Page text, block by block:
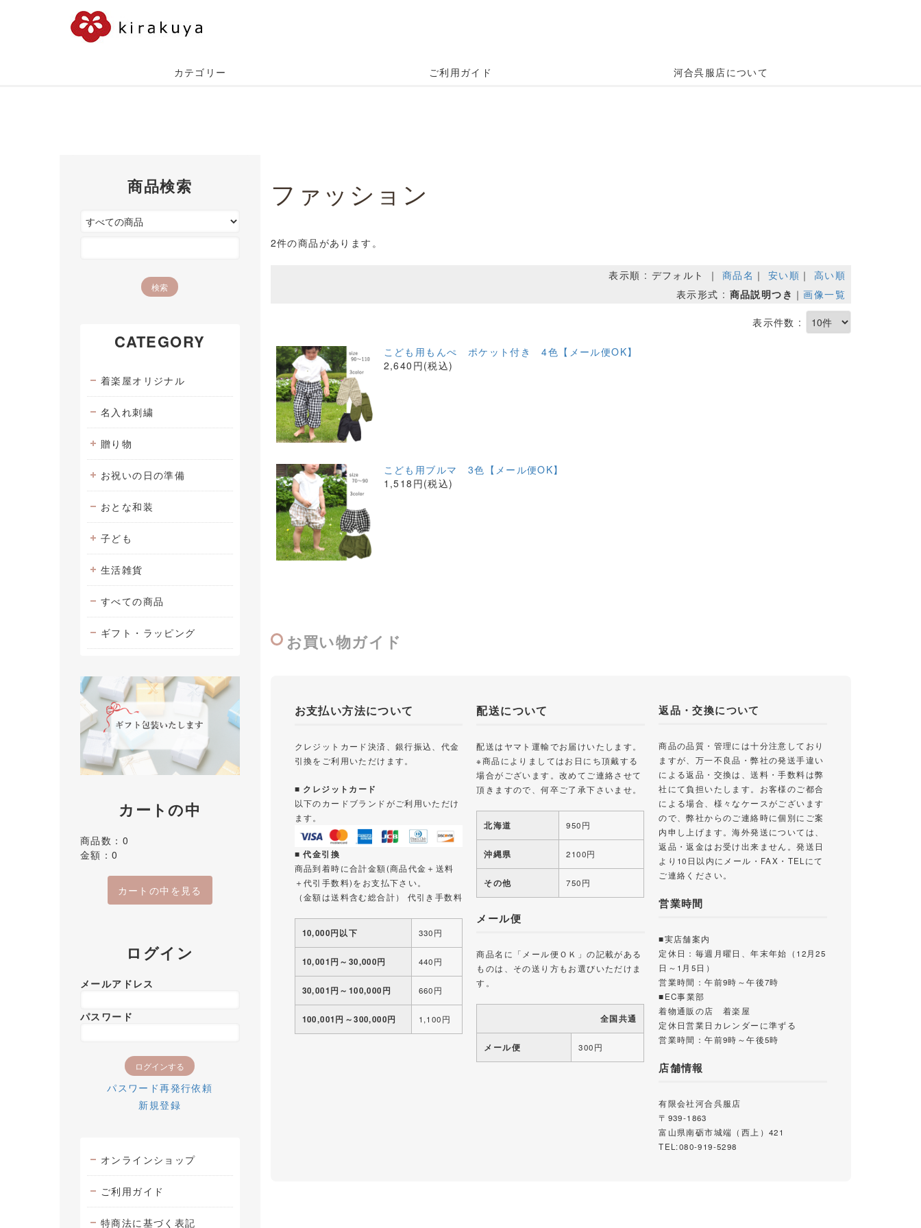
カテゴリー ご利用ガイド 河合呉服店について
商品検索
CATEGORY
着楽屋オリジナル
名入れ刺繍
贈り物
お祝いの日の準備
おとな和装
子ども
生活雑貨
すべての商品
ギフト・ラッピング
カートの中
商品数：0
金額：0
カートの中を見る
ログイン
メールアドレス
パスワード
パスワード再発行依頼
新規登録
オンラインショップ
ご利用ガイド
特商法に基づく表記
ファッション
2件の商品があります。
表示順 : デフォルト ｜ 商品名 ｜ 安い順 ｜ 高い順
表示形式 : 商品説明つき ｜画像一覧
表示件数 :
こども用もんぺ ポケット付き 4色【メール便OK】
2,640円(税込)
こども用ブルマ 3色【メール便OK】
1,518円(税込)
お買い物ガイド
お支払い方法について
クレジットカード決済、銀行振込、代金
引換をご利用いただけます。
■ クレジットカード
以下のカードブランドがご利用いただけ
ます。
■ 代金引換
商品到着時に合計金額(商品代金＋送料
＋代引手数料)をお支払下さい。
（金額は送料含む総合計） 代引き手数料
10,000円以下 330円
10,001円～30,000円 440円
30,001円～100,000円 660円
100,001円～300,000円 1,100円
配送について
配送はヤマト運輸でお届けいたします。
※商品によりましてはお日にち頂戴する
場合がございます。改めてご連絡させて
頂きますので、何卒ご了承下さいませ。
北海道 950円
沖縄県 2100円
その他 750円
メール便
商品名に「メール便ＯＫ」の記載がある
ものは、その送り方もお選びいただけま
す。
全国共通
メール便 300円
返品・交換について
商品の品質・管理には十分注意しており
ますが、万一不良品・弊社の発送手違い
による返品・交換は、送料・手数料は弊
社にて負担いたします。お客様のご都合
による場合、様々なケースがございます
ので、弊社からのご連絡時に個別にご案
内申し上げます。海外発送については、
返品・返金はお受け出来ません。発送日
より10日以内にメール・FAX・TELにて
ご連絡ください。
営業時間
■実店舗案内
定休日：毎週月曜日、年末年始（12月25
日～1月5日）
営業時間：午前9時～午後7時
■EC事業部
着物通販の店 着楽屋
定休日営業日カレンダーに準ずる
営業時間：午前9時～午後5時
店舗情報
有限会社河合呉服店
〒939-1863
富山県南砺市城端（西上）421
TEL:080-919-5298